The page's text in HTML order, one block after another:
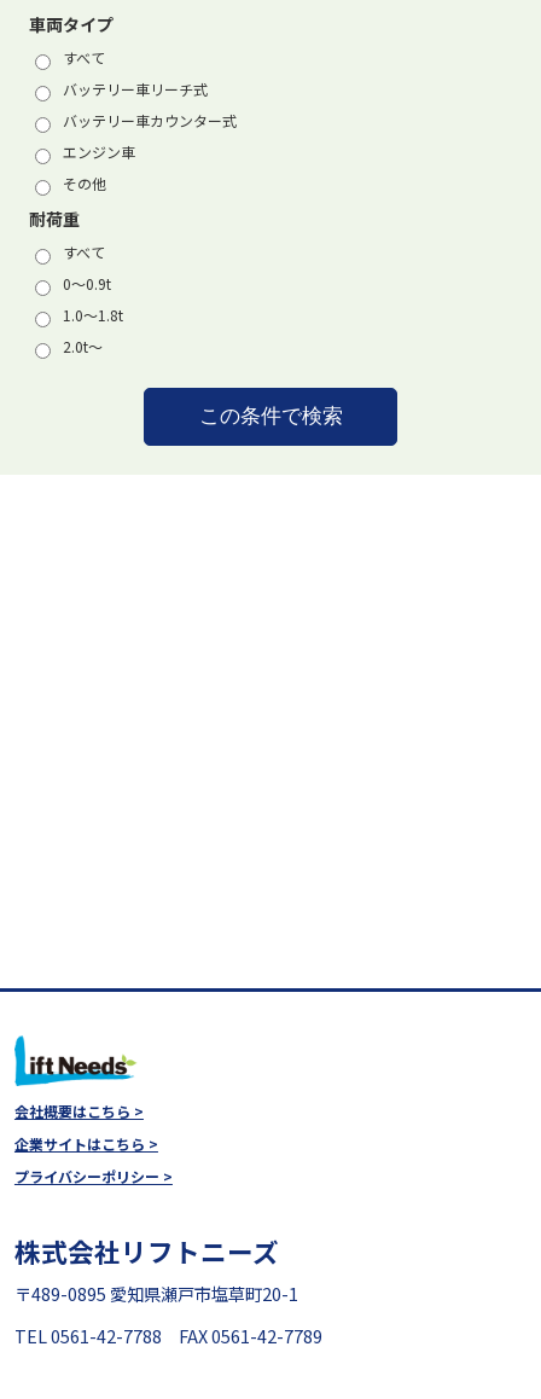
車両タイプ
すべて
バッテリー車リーチ式
バッテリー車カウンター式
エンジン車
その他
耐荷重
すべて
0〜0.9t
1.0〜1.8t
2.0t〜
会社概要はこちら >
企業サイトはこちら >
プライバシーポリシー >
株式会社リフトニーズ
〒489-0895 愛知県瀬戸市塩草町20-1
TEL 0561-42-7788 FAX 0561-42-7789